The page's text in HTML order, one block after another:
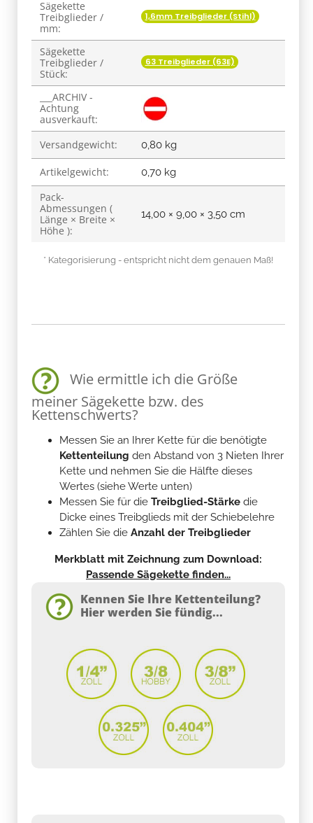
Sägekette
Treibglieder /
mm:
1,6mm Treibglieder (Stihl)
Sägekette
Treibglieder /
Stück:
63 Treibglieder (63E)
___ARCHIV -
Achtung
ausverkauft:
Versandgewicht:
0,80 kg
Artikelgewicht: 0,70 kg
Pack-
Abmessungen (
Länge × Breite ×
Höhe ):
14,00 × 9,00 × 3,50 cm
* Kategorisierung - entspricht nicht dem genauen Maß!
Wie ermittle ich die Größe
meiner Sägekette bzw. des
Kettenschwerts?
Messen Sie an Ihrer Kette für die benötigte
Kettenteilung den Abstand von 3 Nieten Ihrer
Kette und nehmen Sie die Hälfte dieses
Wertes (siehe Werte unten)
Messen Sie für die Treibglied-Stärke die
Dicke eines Treibglieds mit der Schiebelehre
Zählen Sie die Anzahl der Treibglieder
Merkblatt mit Zeichnung zum Download:
Passende Sägekette finden...
Kennen Sie Ihre Kettenteilung?
Hier werden Sie fündig...